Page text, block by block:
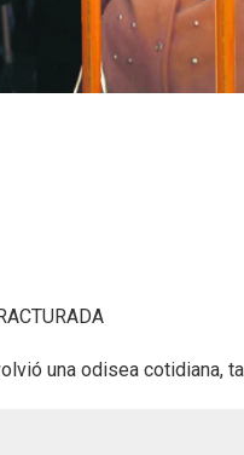
una odisea cotidiana,